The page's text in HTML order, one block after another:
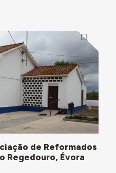
de Reformados
Regedouro, Évora